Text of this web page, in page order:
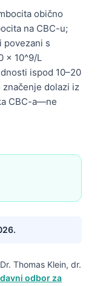
obično
na CBC-u;
povezani s
× 10^9/L
ispod 10–20
značenje dolazi iz
CBC-a—ne
Dr. Thomas Klein, dr.
odbor za